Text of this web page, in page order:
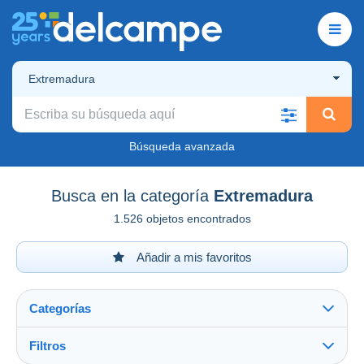
Extremadura
Búsqueda avanzada
Busca en la categoría Extremadura
1.526 objetos encontrados
Añadir a mis favoritos
Categorías
Filtros